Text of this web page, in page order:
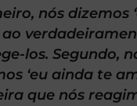
nós dizemos
ao
los. Segundo,
‘eu ainda te
que nós